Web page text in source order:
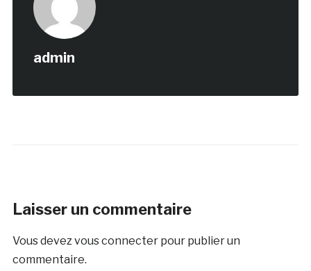
admin
Laisser un commentaire
Vous devezvous connecterpour publier un
commentaire.